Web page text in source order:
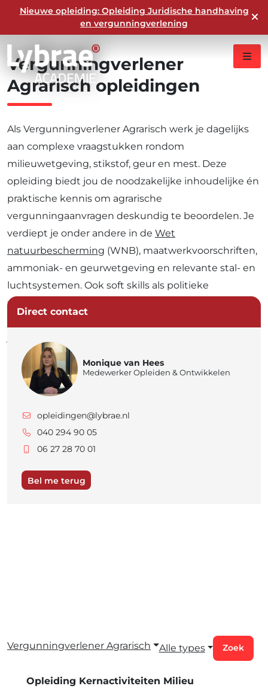
Nieuwe opleiding: Opleiding Juridische handhaving
en vergunningverlening
module
Vergunningverlener
Agrarisch opleidingen
Als Vergunningverlener Agrarisch werk je dagelijks
aan complexe vraagstukken rondom
milieuwetgeving, stikstof, geur en mest. Deze
opleiding biedt jou de noodzakelijke inhoudelijke én
praktische kennis om agrarische
vergunningaanvragen deskundig te beoordelen. Je
verdiept je onder andere in de Wet
natuurbescherming (WNB), maatwerkvoorschriften,
ammoniak- en geurwetgeving en relevante stal- en
luchtsystemen. Ook soft skills als politieke
sensitiviteit, communicatie en het opstellen van
speelveld.
Direct contact
Monique van Hees
Medewerker Opleiden & Ontwikkelen
opleidingen@lybrae.nl
040 294 90 05
06 27 28 70 01
Bel me terug
Vergunningverlener Agrarisch Alle types Zoek
Opleiding Kernactiviteiten Milieu